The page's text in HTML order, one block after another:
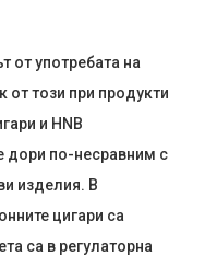
от употребата на
от този при продукти
и HNB
дори по-несравним с
изделия. В
цигари са
са в регулаторна